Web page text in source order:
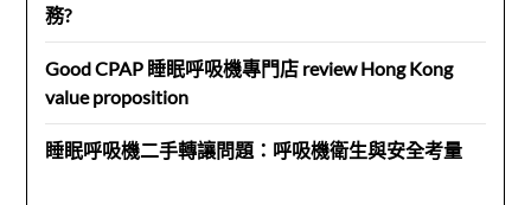
務?
Good CPAP 睡眠呼吸機專門店 review Hong Kong
value proposition
睡眠呼吸機二手轉讓問題：呼吸機衛生與安全考量